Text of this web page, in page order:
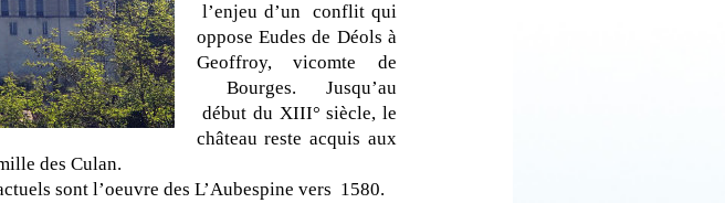
l’enjeu d’un conflit qui
oppose Eudes de Déols à
Geoffroy, vicomte de
Bourges. Jusqu’au
début du XIII° siècle, le
château reste acquis aux
des Culan.
sont l’oeuvre des L’Aubespine vers 1580.